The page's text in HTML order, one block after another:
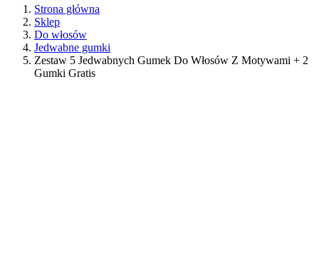
Strona główna
Sklep
Do włosów
Jedwabne gumki
Zestaw 5 Jedwabnych Gumek Do Włosów Z Motywami + 2
Gumki Gratis